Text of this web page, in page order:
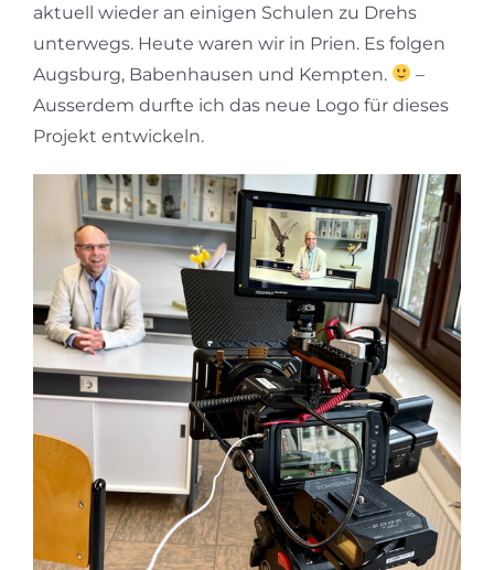
aktuell wieder an einigen Schulen zu Drehs
unterwegs. Heute waren wir in Prien. Es folgen
Augsburg, Babenhausen und Kempten.
–
Ausserdem durfte ich das neue Logo für dieses
Projekt entwickeln.